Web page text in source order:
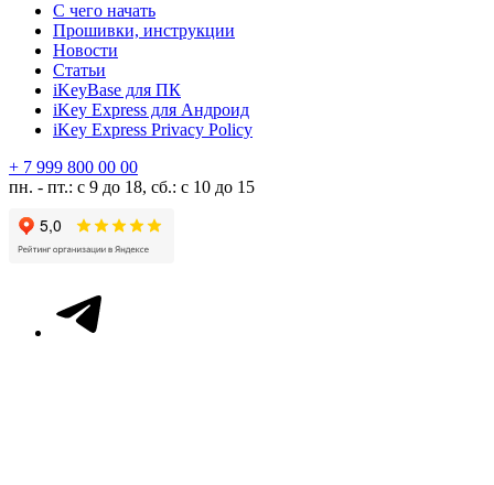
С чего начать
Прошивки, инструкции
Новости
Статьи
iKeyBase для ПК
iKey Express для Андроид
iKey Express Privacy Policy
+ 7 999 800 00 00
пн. - пт.: с 9 до 18, сб.: с 10 до 15